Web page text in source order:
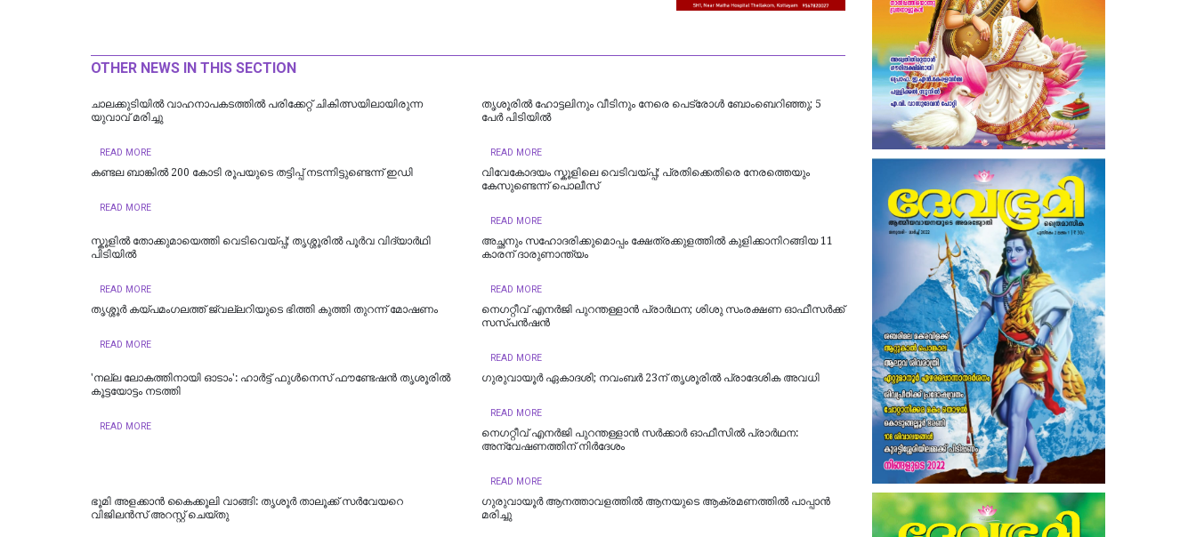
OTHER NEWS IN THIS SECTION
ചാലക്കുടിയില്‍ വാഹനാപകടത്തില്‍ പരിക്കേറ്റ് ചികിത്സയിലായിരുന്ന
യുവാവ് മരിച്ചു
READ MORE
തൃശൂരിൽ ഹോട്ടലിനും വീടിനും നേരെ പെട്രോൾ ബോംബെറിഞ്ഞു; 5
പേർ പിടിയിൽ
READ MORE
കണ്ടല ബാങ്കിൽ 200 കോടി രൂപയുടെ തട്ടിപ്പ് നടന്നിട്ടുണ്ടെന്ന് ഇഡി
READ MORE
വിവേകോദയം സ്കൂളിലെ വെടിവയ്പ്പ്; പ്രതിക്കെതിരെ നേരത്തെയും
കേസുണ്ടെന്ന് പൊലീസ്
READ MORE
സ്കൂളിൽ തോക്കുമായെത്തി വെടിവെയ്പ്പ്; തൃശ്ശൂരില്‍ പൂർവ വിദ്യാർഥി
പിടിയിൽ
READ MORE
അച്ഛനും സഹോദരിക്കുമൊപ്പം ക്ഷേത്രക്കുളത്തിൽ കുളിക്കാനിറങ്ങിയ 11
കാരന് ദാരുണാന്ത്യം
READ MORE
തൃശ്ശൂർ കയ്പമംഗലത്ത് ജ്വല്ലറിയുടെ ഭിത്തി കുത്തി തുറന്ന് മോഷണം
READ MORE
നെഗറ്റീവ് എനർജി പുറന്തള്ളാൻ പ്രാർഥന; ശിശു സംരക്ഷണ ഓഫീസർക്ക്
സസ്പൻഷൻ
READ MORE
'നല്ല ലോകത്തിനായി ഓടാം': ഹാർട്ട് ഫുൾനെസ് ഫൗണ്ടേഷൻ തൃശൂരില്‍
കൂട്ടയോട്ടം നടത്തി
READ MORE
ഗുരുവായൂർ ഏകാദശി; നവംബർ 23ന് തൃശൂരിൽ പ്രാദേശിക അവധി
READ MORE
നെഗറ്റീവ് എനര്‍ജി പുറന്തള്ളാന്‍ സര്‍ക്കാര്‍ ഓഫീസില്‍ പ്രാര്‍ഥന:
അന്വേഷണത്തിന് നിര്‍ദേശം
READ MORE
ഭൂമി അളക്കാൻ കൈക്കൂലി വാങ്ങി: തൃശൂർ താലൂക്ക് സർവേയറെ
വിജിലൻസ് അറസ്റ്റ് ചെയ്തു
ഗുരുവായൂർ ആനത്താവളത്തിൽ ആനയുടെ ആക്രമണത്തിൽ പാപ്പാൻ
മരിച്ചു